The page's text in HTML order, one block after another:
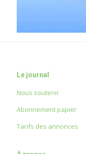
Le journal
Nous soutenir
Abonnement papier
Tarifs des annonces